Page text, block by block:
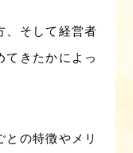
、そして経営者
てきたかによっ
との特徴やメリ